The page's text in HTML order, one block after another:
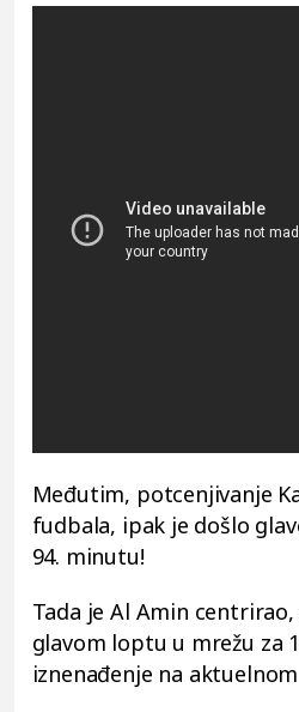
Međutim, potcenjivanje
fudbala, ipak je došlo
94. minutu!
Tada je Al Amin
glavom loptu u mrežu za
iznenađenje na